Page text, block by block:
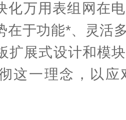
万用表组网在电
在于功能*、灵活
扩展式设计和模
这一理念，以应